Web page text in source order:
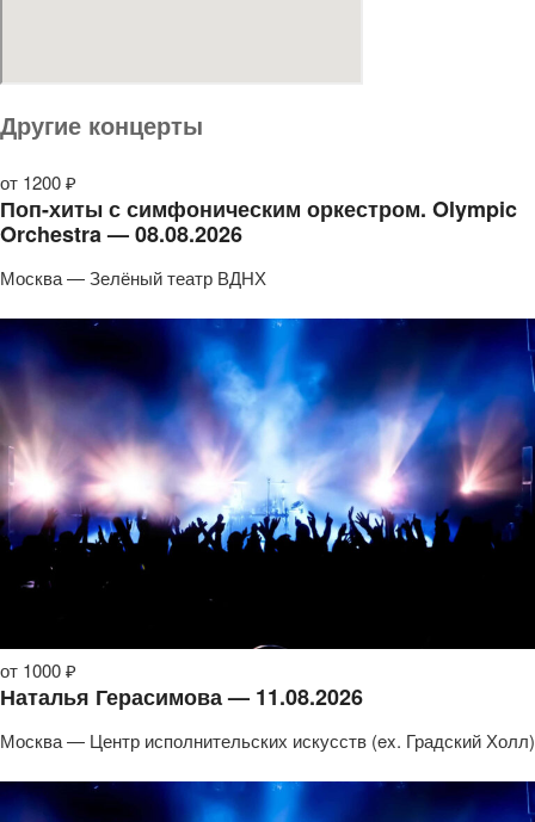
Другие концерты
от 1200 ₽
Поп-хиты с симфоническим оркестром. Olympic
Orchestra — 08.08.2026
Москва — Зелёный театр ВДНХ
от 1000 ₽
Наталья Герасимова — 11.08.2026
Москва — Центр исполнительских искусств (ex. Градский Холл)